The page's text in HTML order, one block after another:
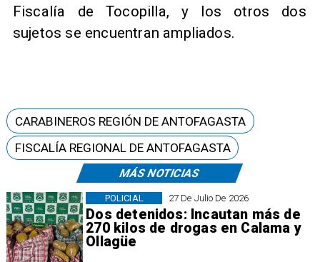
Fiscalía de Tocopilla, y los otros dos
sujetos se encuentran ampliados.
MÁS NOTICIAS
27 De Julio De 2026
Dos detenidos: Incautan más de
270 kilos de drogas en Calama y
Ollagüe
POLICIAL
CARABINEROS REGIÓN DE ANTOFAGASTA
FISCALÍA REGIONAL DE ANTOFAGASTA